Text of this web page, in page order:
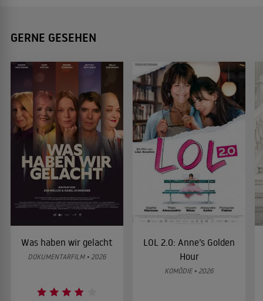
GERNE GESEHEN
Was haben wir gelacht
DOKUMENTARFILM • 2026
LOL 2.0: Anne’s Golden
Hour
KOMÖDIE • 2026